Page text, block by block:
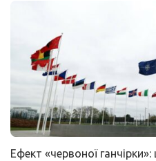
Ефект «червоної